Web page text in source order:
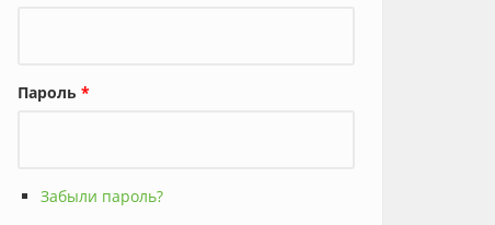
Пароль *
Забыли пароль?